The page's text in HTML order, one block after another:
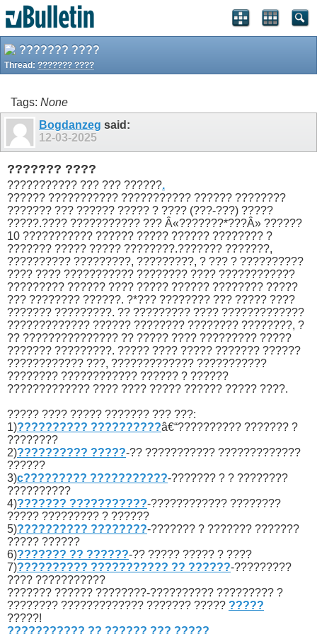
??????? ????
Thread: ??????? ????
Tags: None
Bogdanzeg said:
12-03-2025
??????? ????
??????????? ??? ??? ??????.
?????? ??????????? ??????????? ?????? ????????
??????? ??? ?????? ????? ? ???? (???-???) ?????
?????.???? ??????????? ??? Â«???????*???Â» ??????
10 ??????????? ?????? ????? ?????? ???????? ?
??????? ????? ????? ????????.??????? ???????,
?????????? ?????????, ?????????, ? ??? ? ??????????
???? ???? ??????????? ???????? ???? ????????????
????????? ?????? ???? ????? ?????? ???????? ?????
??? ???????? ??????. ?*??? ???????? ??? ????? ????
??????? ?????????. ?? ????????? ???? ?????????????
????????????? ?????? ???????? ???????? ????????, ?
?? ??????????????? ?? ????? ???? ????????? ?????
??????? ?????????. ????? ???? ????? ??????? ??????
???????????? ???, ????????????? ???????????
???????? ???????????? ?????? ? ??????
????????????? ???? ???? ????? ?????? ????? ????.
????? ???? ????? ??????? ??? ???:
1)?????????? ??????????â€“?????????? ??????? ?
????????
2)?????????? ?????-?? ??????????? ?????????????
??????
3)c????????? ???????????-??????? ? ? ????????
??????????
4)??????? ???????????-???????????? ????????
????? ????????? ? ??????
5)?????????? ????????-??????? ? ??????? ???????
????? ??????
6)??????? ?? ??????-?? ????? ????? ? ????
7)?????????? ??????????? ?? ??????-?????????
???? ???????????
??????? ?????? ????????-?????????? ????????? ?
???????? ????????????? ??????? ????? ?????
?????!
??????????? ?? ?????? ??? ?????